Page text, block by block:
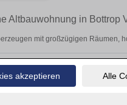
akzeptieren Alle
Altbauwohnung in Bottrop
mit großzügigen Räumen,
keine passenden Objekte finden.